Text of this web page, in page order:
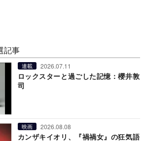
記事
連載 2026.07.11
ロックスターと過ごした記憶：櫻井敦
司
映画 2026.08.08
カンザキイオリ、『禍禍女』の狂気語